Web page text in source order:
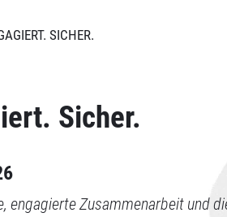
SICHER.
Sicher.
Zusammenarbeit und